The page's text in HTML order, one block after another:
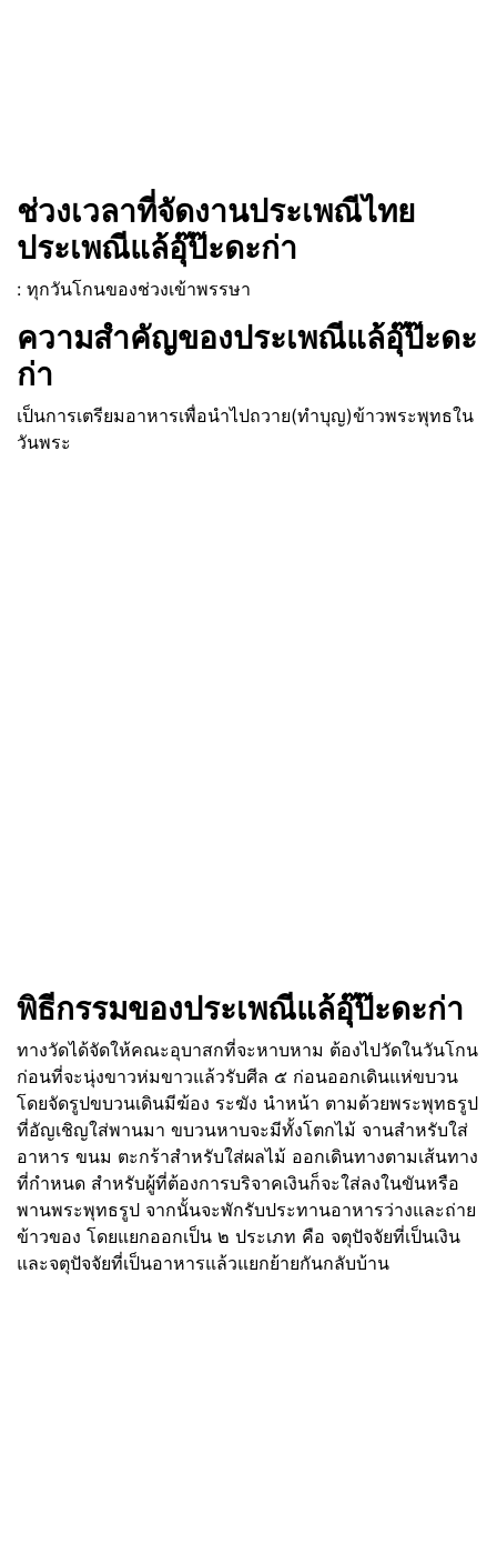
ช่วงเวลาที่จัดงานประเพณีไทย
ประเพณีแล้อุ๊ป๊ะดะก่า
: ทุกวันโกนของช่วงเข้าพรรษา
ความสำคัญของประเพณีแล้อุ๊ป๊ะดะ
ก่า
เป็นการเตรียมอาหารเพื่อนำไปถวาย(ทำบุญ)ข้าวพระพุทธใน
วันพระ
พิธีกรรมของประเพณีแล้อุ๊ป๊ะดะก่า
ทางวัดได้จัดให้คณะอุบาสกที่จะหาบหาม ต้องไปวัดในวันโกน
ก่อนที่จะนุ่งขาวห่มขาวแล้วรับศีล ๕ ก่อนออกเดินแห่ขบวน
โดยจัดรูปขบวนเดินมีฆ้อง ระฆัง นำหน้า ตามด้วยพระพุทธรูป
ที่อัญเชิญใส่พานมา ขบวนหาบจะมีทั้งโตกไม้ จานสำหรับใส่
อาหาร ขนม ตะกร้าสำหรับใส่ผลไม้ ออกเดินทางตามเส้นทาง
ที่กำหนด สำหรับผู้ที่ต้องการบริจาคเงินก็จะใส่ลงในขันหรือ
พานพระพุทธรูป จากนั้นจะพักรับประทานอาหารว่างและถ่าย
ข้าวของ โดยแยกออกเป็น ๒ ประเภท คือ จตุปัจจัยที่เป็นเงิน
และจตุปัจจัยที่เป็นอาหารแล้วแยกย้ายกันกลับบ้าน